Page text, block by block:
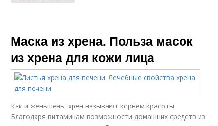
Маска из хрена. Польза масок
из хрена для кожи лица
Как и женьшень, хрен называют корнем красоты.
Благодаря витаминам возможности домашних средств из